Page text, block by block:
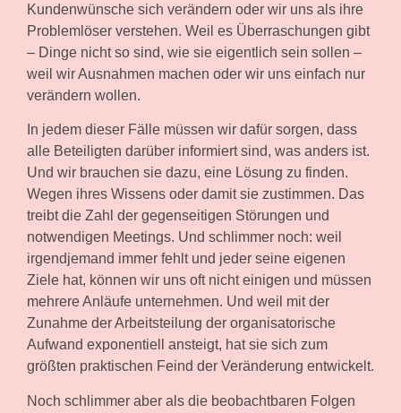
Kundenwünsche sich verändern oder wir uns als ihre
Problemlöser verstehen. Weil es Überraschungen gibt
– Dinge nicht so sind, wie sie eigentlich sein sollen –
weil wir Ausnahmen machen oder wir uns einfach nur
verändern wollen.
In jedem dieser Fälle müssen wir dafür sorgen, dass
alle Beteiligten darüber informiert sind, was anders ist.
Und wir brauchen sie dazu, eine Lösung zu finden.
Wegen ihres Wissens oder damit sie zustimmen. Das
treibt die Zahl der gegenseitigen Störungen und
notwendigen Meetings. Und schlimmer noch: weil
irgendjemand immer fehlt und jeder seine eigenen
Ziele hat, können wir uns oft nicht einigen und müssen
mehrere Anläufe unternehmen. Und weil mit der
Zunahme der Arbeitsteilung der organisatorische
Aufwand exponentiell ansteigt, hat sie sich zum
größten praktischen Feind der Veränderung entwickelt.
Noch schlimmer aber als die beobachtbaren Folgen